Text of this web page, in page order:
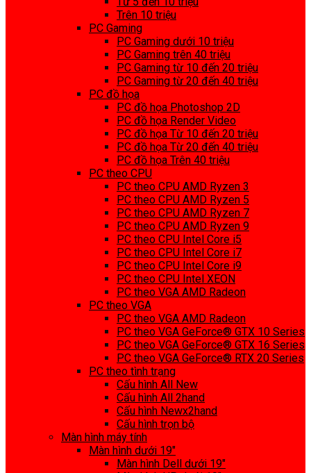
Trên 10 triệu
PC Gaming
PC Gaming dưới 10 triệu
PC Gaming trên 40 triệu
PC Gaming từ 10 đến 20 triệu
PC Gaming từ 20 đến 40 triệu
PC đồ họa
PC đồ họa Photoshop 2D
PC đồ họa Render Video
PC đồ họa Từ 10 đến 20 triệu
PC đồ họa Từ 20 đến 40 triệu
PC đồ họa Trên 40 triệu
PC theo CPU
PC theo CPU AMD Ryzen 3
PC theo CPU AMD Ryzen 5
PC theo CPU AMD Ryzen 7
PC theo CPU AMD Ryzen 9
PC theo CPU Intel Core i5
PC theo CPU Intel Core i7
PC theo CPU Intel Core i9
PC theo CPU Intel XEON
PC theo VGA AMD Radeon
PC theo VGA
PC theo VGA AMD Radeon
PC theo VGA GeForce® GTX 10 Series
PC theo VGA GeForce® GTX 16 Series
PC theo VGA GeForce® RTX 20 Series
PC theo tình trạng
Cấu hình All New
Cấu hình All 2hand
Cấu hình Newx2hand
Cấu hình trọn bộ
Màn hình máy tính
Màn hình dưới 19″
Màn hình Dell dưới 19″